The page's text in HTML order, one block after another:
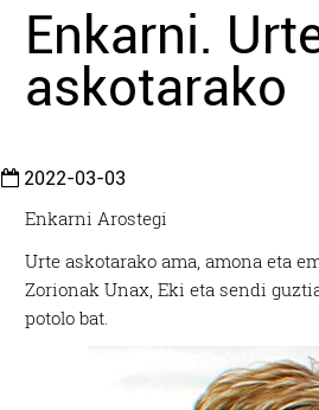
Enkarni.
askotarako
2022-03-03
Enkarni Arostegi
Urte askotarako ama, amona eta
Zorionak Unax, Eki eta sendi
potolo bat.